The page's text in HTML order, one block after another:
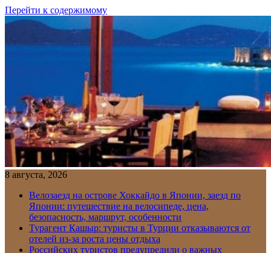
Перейти к содержимому
8 августа, 2026
Велозаезд на острове Хоккайдо в Японии, заезд по
Японии: путешествие на велосипеде, цена,
безопасность, маршрут, особенности
Турагент Кашыр: туристы в Турции отказываются от
отелей из-за роста цены отдыха
Российских туристов предупредили о важных